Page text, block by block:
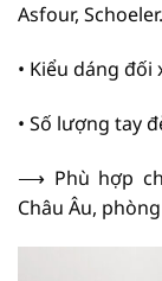
Asfour,
• Kiểu dáng
• Số lượng tay
⟶ Phù hợp
Châu Âu,